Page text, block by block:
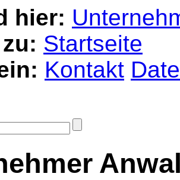
hier:
Startseite
Kontakt